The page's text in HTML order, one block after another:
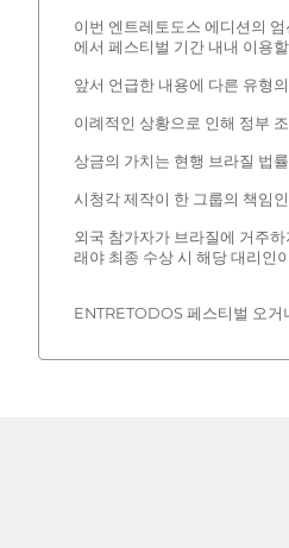
이번 엔트레토도스 에디션의
에서 페스티벌 기간 내내 이용
앞서 언급한 내용에 다른 유형
이례적인 상황으로 인해 정부
상금의 가치는 현행 브라질 법
시청각 제작이 한 그룹의 책임
외국 참가자가 브라질에 거주
래야 최종 수상 시 해당 대리인
ENTRETODOS 페스티벌 오거